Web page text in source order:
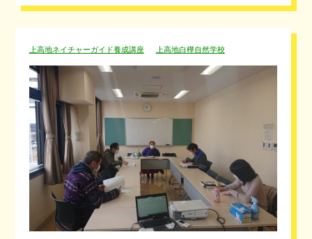
上高地ネイチャーガイド養成講座 上高地白樺自然学校